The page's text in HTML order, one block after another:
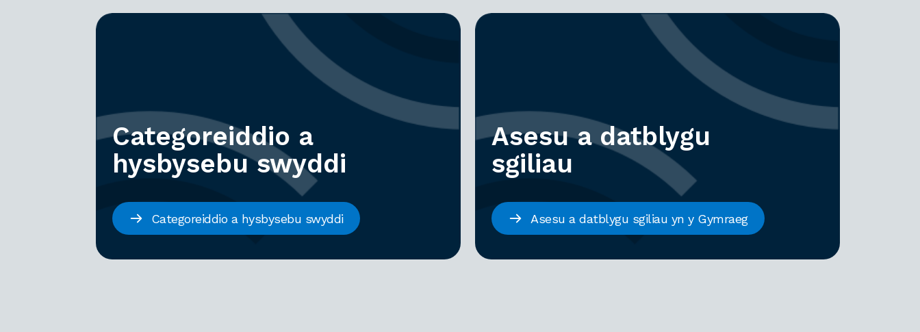
Categoreiddio a
hysbysebu swyddi
Categoreiddio a hysbysebu swyddi
Asesu a datblygu
sgiliau
Asesu a datblygu sgiliau yn y Gymraeg